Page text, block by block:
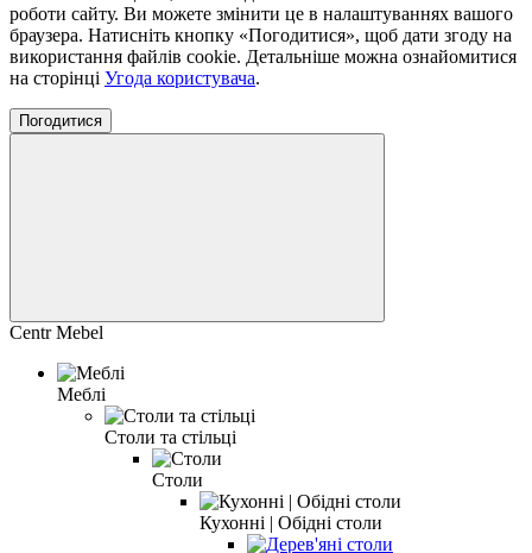
роботи сайту. Ви можете змінити це в налаштуваннях вашого
браузера. Натисніть кнопку «Погодитися», щоб дати згоду на
використання файлів cookie. Детальніше можна ознайомитися
на сторінці Угода користувача.
Погодитися
Centr Mebel
Меблі
Столи та стільці
Столи
Кухонні | Обідні столи